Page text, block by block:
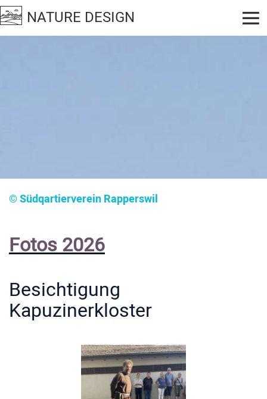
 NATURE DESIGN
© Südqartierverein Rapperswil
Fotos 2026
Besichtigung
Kapuzinerkloster